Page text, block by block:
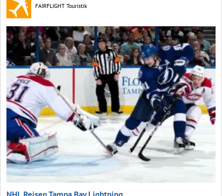
FAIRFLIGHT Touristik